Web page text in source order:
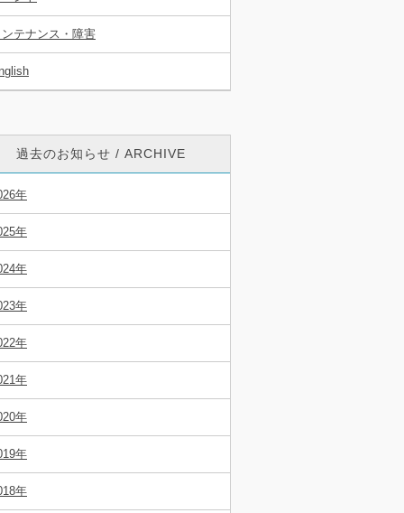
ンテナンス・障害
過去のお知らせ / ARCHIVE
年
年
年
年
年
年
年
年
年